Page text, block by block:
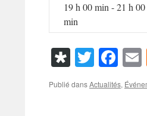
19 h 00 min - 21 h 00
min
Diaspora
Publié dansActualités,